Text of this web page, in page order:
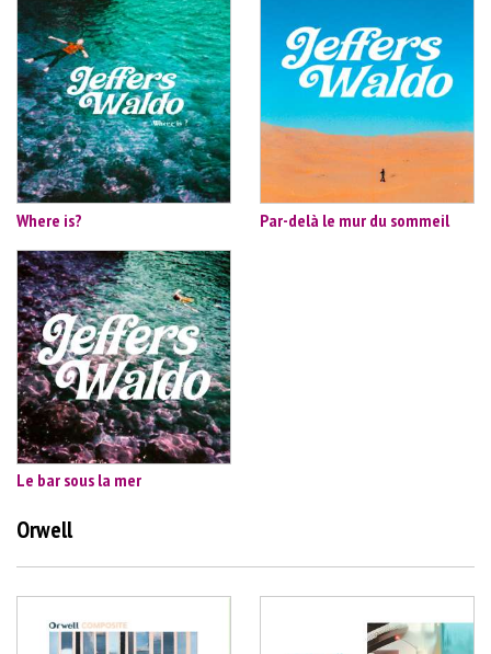
Where is? Par-delà le mur du sommeil
Le bar sous la mer
Orwell